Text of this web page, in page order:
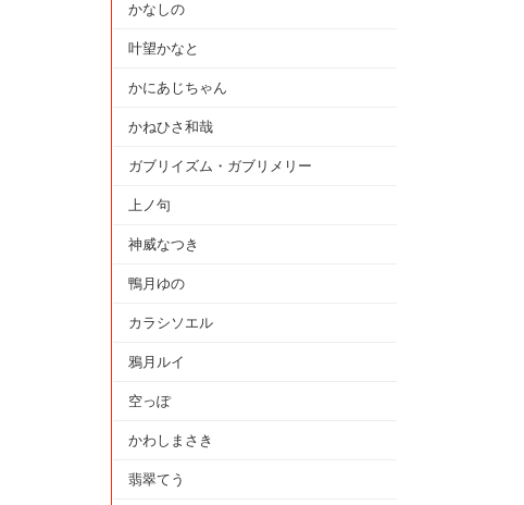
かなしの
叶望かなと
かにあじちゃん
かねひさ和哉
ガブリイズム・ガブリメリー
上ノ句
神威なつき
鴨月ゆの
カラシソエル
鴉月ルイ
空っぽ
かわしまさき
翡翠てう